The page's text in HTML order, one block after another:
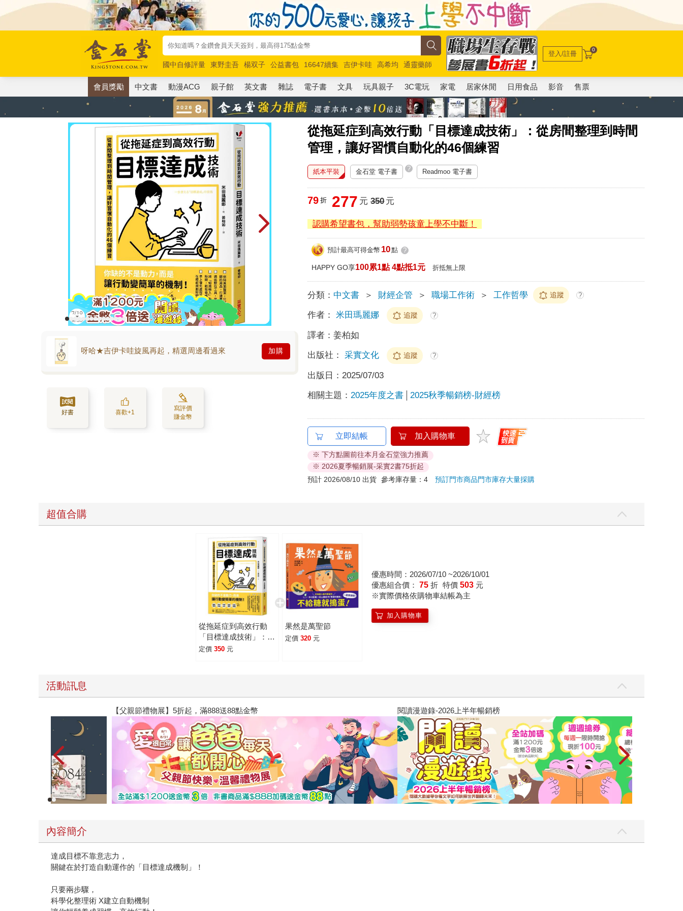
國中自修評量 東野圭吾 楊双子 公益書包 16647續集 吉伊卡哇 高希均
通靈藥師
唯紅花綻放
奧德賽 路邊攤新作 馬斯克 玩具總動員5 超慢跑
登入/註冊 0
會員獎勵 中文書 動漫ACG 親子館 英文書 雜誌 電子書 文具 玩具親子 3C電玩 家電 居家休閒 日用食品 影音 售票
從拖延症到高效行動「目標達成技術」：從房間整理到時間
管理，讓好習慣自動化的46個練習
呀哈★吉伊卡哇旋風再起，精選周邊看過來 加購
好書 喜歡+1
寫評價
賺金幣
紙本平裝 金石堂 電子書 ? Readmoo 電子書
79 折 277 元 350元
認購希望書包，幫助弱勢孩童上學不中斷！
預計最高可得金幣 10點 ?
HAPPY GO享100累1點 4點抵1元 折抵無上限
分類： 中文書 ＞ 財經企管 ＞ 職場工作術 ＞ 工作哲學 追蹤 ?
作者： 米田瑪麗娜 追蹤 ?
譯者：姜柏如
出版社： 采實文化 追蹤 ?
出版日： 2025/07/03
相關主題： 2025年度之書 2025秋季暢銷榜-財經榜
立即結帳 加入購物車
※ 下方點圖前往本月金石堂強力推薦
※ 2026夏季暢銷展-采實2書75折起
預計 2026/08/10 出貨 參考庫存量：4預訂門市商品門市庫存大量採購
超值合購
從拖延症到高效行動
「目標達成技術」：從
房間整理到時間管理，
定價 350 元
果然是萬聖節
定價 320 元
優惠時間：2026/07/10 ~2026/10/01
優惠組合價： 75 折 特價 503 元
※實際價格依購物車結帳為主
加入購物車
活動訊息
【父親節禮物展】5折起，滿888送88點金幣 閱讀漫遊錄-2026上半年暢銷榜
內容簡介
達成目標不靠意志力，
關鍵在於打造自動運作的「目標達成機制」！
只要兩步驟，
科學化整理術 X建立自動機制